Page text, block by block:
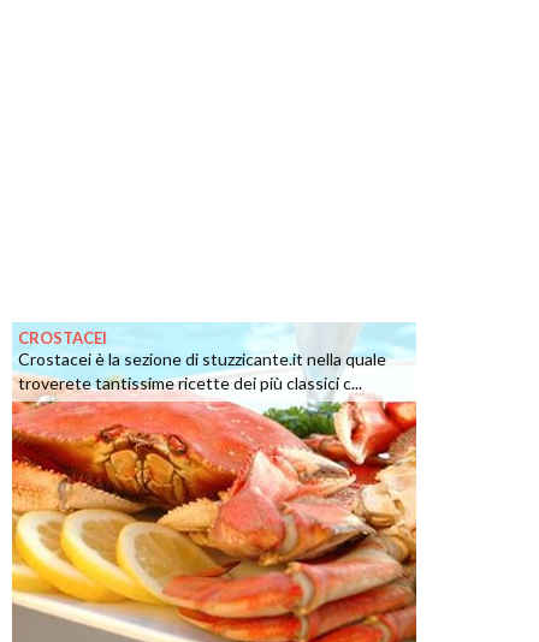
CROSTACEI
Crostacei è la sezione di stuzzicante.it nella quale
troverete tantissime ricette dei più classici c...